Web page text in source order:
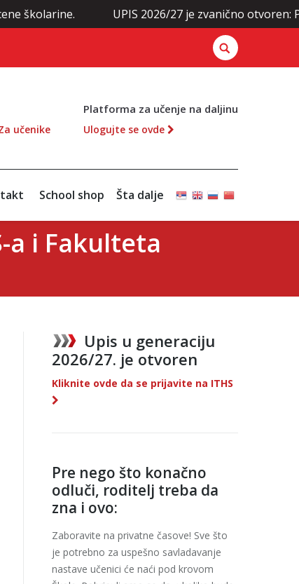
UPIS 2026/27 je zvanično otvoren: Prijavite
učenike
Platforma za učenje na daljinu
Ulogujte se ovde
School shop Šta dalje
i Fakulteta
Upis u generaciju
2026/27. je otvoren
Kliknite ovde da se prijavite na ITHS
Pre nego što konačno
odluči, roditelj treba da
zna i ovo:
Zaboravite na privatne časove! Sve što
je potrebno za uspešno savladavanje
nastave učenici će naći pod krovom